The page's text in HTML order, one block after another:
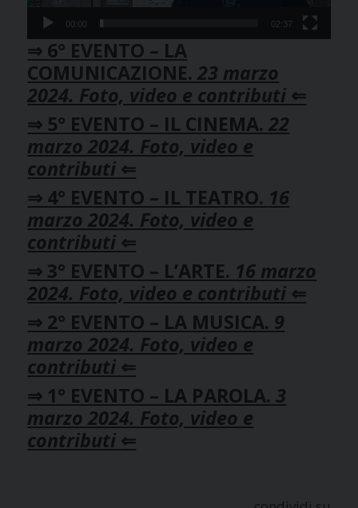
00:00 02:37
⇒ 6° EVENTO – LA
COMUNICAZIONE.23 marzo
2024. Foto, video e contributi ⇐
⇒ 5° EVENTO – IL CINEMA.22
marzo 2024. Foto, video e
contributi ⇐
⇒ 4° EVENTO – IL TEATRO. 16
marzo 2024. Foto, video e
contributi ⇐
⇒ 3° EVENTO – L’ARTE. 16 marzo
2024. Foto, video e contributi ⇐
⇒ 2° EVENTO – LA MUSICA. 9
marzo 2024. Foto, video e
contributi ⇐
⇒ 1° EVENTO – LA PAROLA.3
marzo 2024. Foto, video e
contributi ⇐